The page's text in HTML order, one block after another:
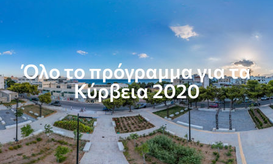
Όλο το πρόγραμμα για τα
Κύρβεια 2020